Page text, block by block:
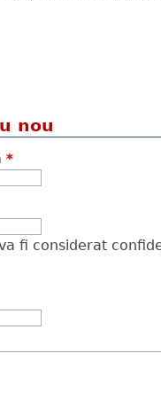
nou
*
fi considerat